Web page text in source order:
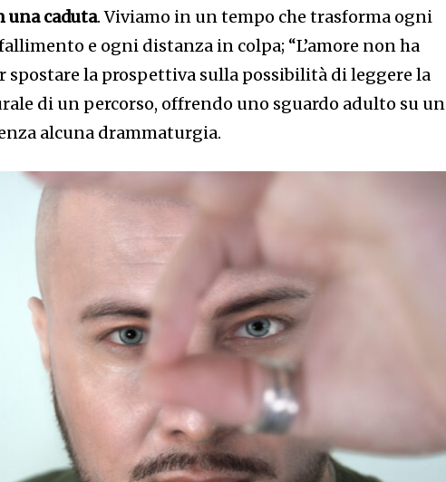
una caduta. Viviamo in un tempo che trasforma ogni
e ogni distanza in colpa; “L’amore non ha
spostare la prospettiva sulla possibilità di leggere la
di un percorso, offrendo uno sguardo adulto su
alcuna drammaturgia.